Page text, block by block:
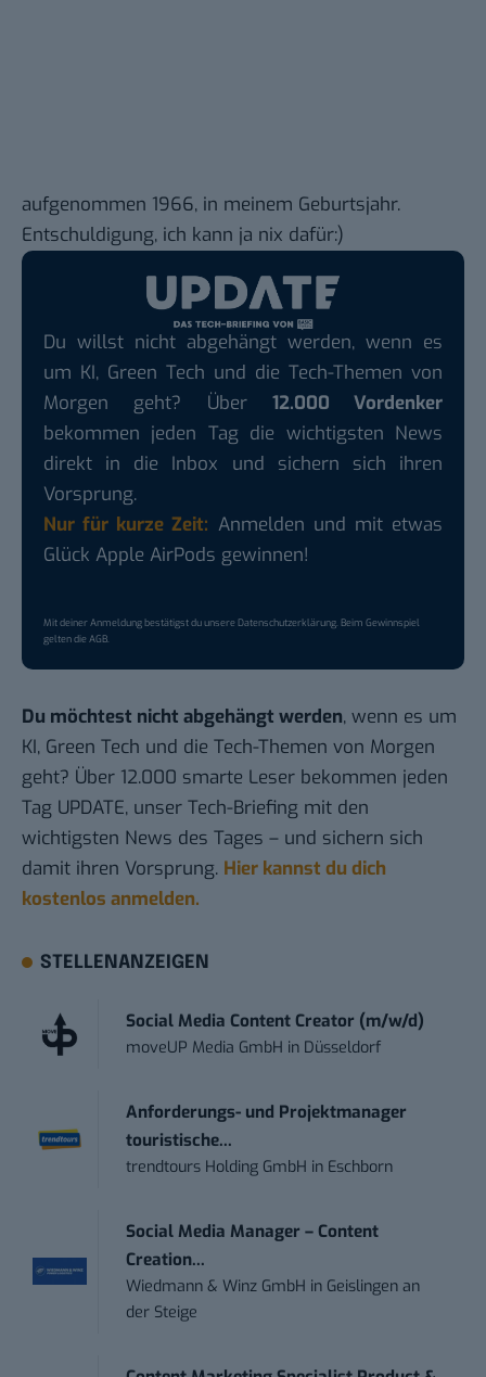
aufgenommen 1966, in meinem Geburtsjahr.
Entschuldigung, ich kann ja nix dafür:)
Du willst nicht abgehängt werden, wenn es
um KI, Green Tech und die Tech-Themen von
Morgen geht? Über 12.000 Vordenker
bekommen jeden Tag die wichtigsten News
direkt in die Inbox und sichern sich ihren
Vorsprung.
Nur für kurze Zeit: Anmelden und mit etwas
Glück Apple AirPods gewinnen!
Mit deiner Anmeldung bestätigst du unsereDatenschutzerklärung. Beim Gewinnspiel
gelten dieAGB.
Du möchtest nicht abgehängt werden, wenn es um
KI, Green Tech und die Tech-Themen von Morgen
geht? Über 12.000 smarte Leser bekommen jeden
Tag UPDATE, unser Tech-Briefing mit den
wichtigsten News des Tages – und sichern sich
damit ihren Vorsprung. Hier kannst du dich
kostenlos anmelden.
STELLENANZEIGEN
Social Media Content Creator (m/w/d)
moveUP Media GmbH in Düsseldorf
Anforderungs- und Projektmanager
touristische...
trendtours Holding GmbH in Eschborn
Social Media Manager – Content
Creation...
Wiedmann & Winz GmbH in Geislingen an
der Steige